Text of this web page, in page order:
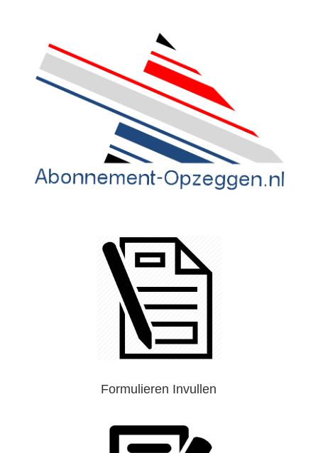
Formulieren Invullen